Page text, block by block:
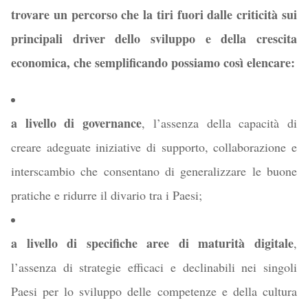
trovare un percorso che la tiri fuori dalle criticità sui
principali driver dello sviluppo e della crescita
economica, che semplificando possiamo così elencare:
a livello di governance, l’assenza della capacità di
creare adeguate iniziative di supporto, collaborazione e
interscambio che consentano di generalizzare le buone
pratiche e ridurre il divario tra i Paesi;
a livello di specifiche aree di maturità digitale,
l’assenza di strategie efficaci e declinabili nei singoli
Paesi per lo sviluppo delle competenze e della cultura